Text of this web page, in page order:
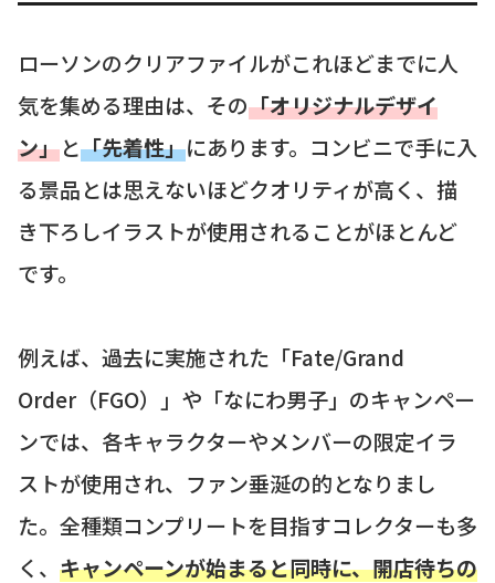
ローソンのクリアファイルがこれほどまでに人
気を集める理由は、その「オリジナルデザイ
ン」と「先着性」にあります。コンビニで手に入
る景品とは思えないほどクオリティが高く、描
き下ろしイラストが使用されることがほとんど
です。
例えば、過去に実施された「Fate/Grand
Order（FGO）」や「なにわ男子」のキャンペー
ンでは、各キャラクターやメンバーの限定イラ
ストが使用され、ファン垂涎の的となりまし
た。全種類コンプリートを目指すコレクターも多
く、 キャンペーンが始まると同時に、開店待ちの